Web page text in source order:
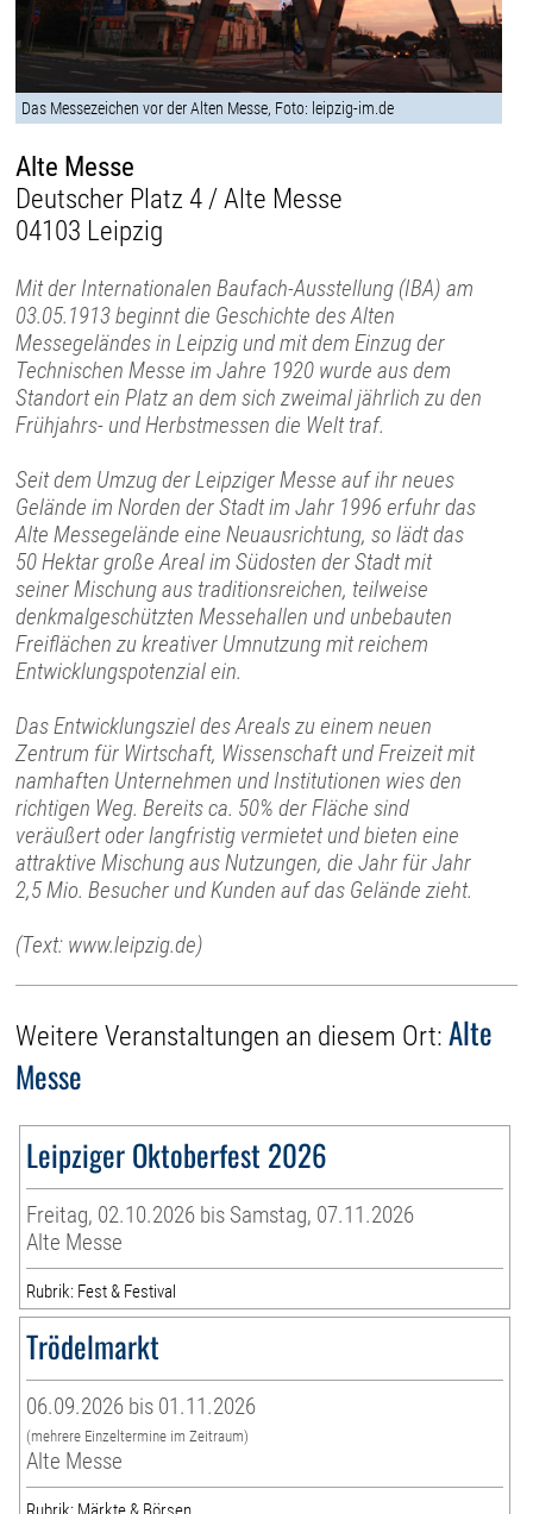
Das Messezeichen vor der Alten Messe, Foto: leipzig-im.de
Alte Messe
Deutscher Platz 4 / Alte Messe
04103 Leipzig
Mit der Internationalen Baufach-Ausstellung (IBA) am
03.05.1913 beginnt die Geschichte des Alten
Messegeländes in Leipzig und mit dem Einzug der
Technischen Messe im Jahre 1920 wurde aus dem
Standort ein Platz an dem sich zweimal jährlich zu den
Frühjahrs- und Herbstmessen die Welt traf.
Seit dem Umzug der Leipziger Messe auf ihr neues
Gelände im Norden der Stadt im Jahr 1996 erfuhr das
Alte Messegelände eine Neuausrichtung, so lädt das
50 Hektar große Areal im Südosten der Stadt mit
seiner Mischung aus traditionsreichen, teilweise
denkmalgeschützten Messehallen und unbebauten
Freiflächen zu kreativer Umnutzung mit reichem
Entwicklungspotenzial ein.
Das Entwicklungsziel des Areals zu einem neuen
Zentrum für Wirtschaft, Wissenschaft und Freizeit mit
namhaften Unternehmen und Institutionen wies den
richtigen Weg. Bereits ca. 50% der Fläche sind
veräußert oder langfristig vermietet und bieten eine
attraktive Mischung aus Nutzungen, die Jahr für Jahr
2,5 Mio. Besucher und Kunden auf das Gelände zieht.
(Text: www.leipzig.de)
Weitere Veranstaltungen an diesem Ort:Alte
Messe
Leipziger Oktoberfest 2026
Freitag, 02.10.2026 bis Samstag, 07.11.2026
Alte Messe
Rubrik: Fest & Festival
Trödelmarkt
06.09.2026 bis 01.11.2026
(mehrere Einzeltermine im Zeitraum)
Alte Messe